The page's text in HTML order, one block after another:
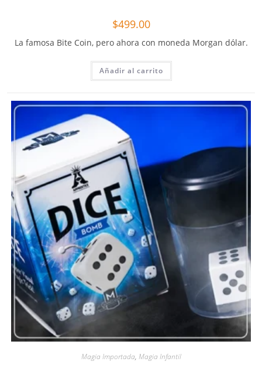
$499.00
La famosa Bite Coin, pero ahora con moneda Morgan dólar.
Añadir al carrito
Magia Importada, Magia Infantil